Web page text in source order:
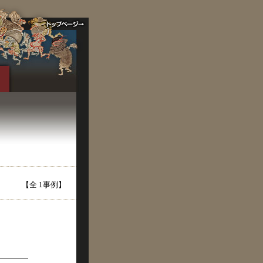
【全 1事例】